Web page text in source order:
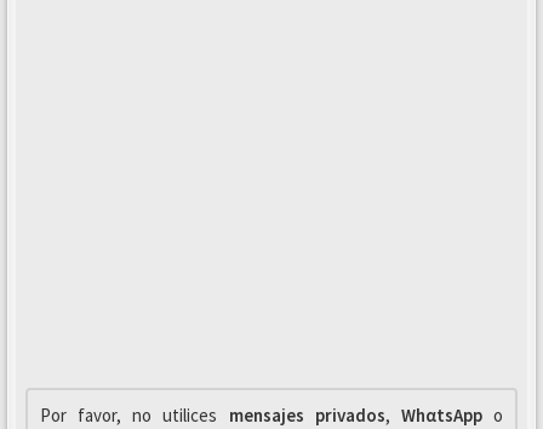
Por favor, no utilices mensajes privados, WhαtsAppo